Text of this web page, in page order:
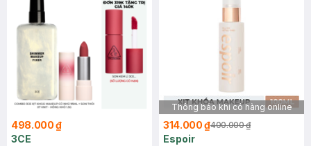
498.000 ₫
3CE
Thông báo khi có hàng online
314.000 ₫400.000 ₫
Espoir